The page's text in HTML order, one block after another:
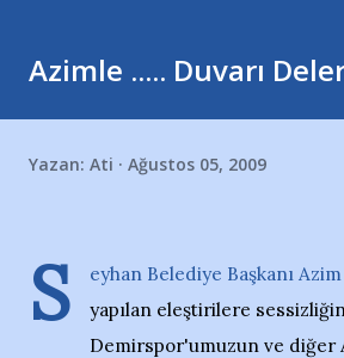
Azimle ..... Duvarı
Yazan: Ati Ağustos 05, 2009
S
eyhan Belediye Başkanı
yapılan eleştirilere
Demirspor'umuzun ve diğer